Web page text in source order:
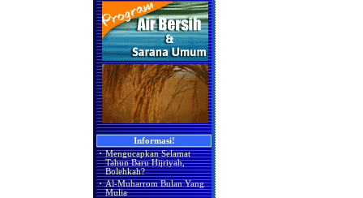
Informasi!
· Mengucapkan Selamat
Tahun Baru Hijriyah,
Bolehkah?
· Al-Muharrom Bulan Yang
Mulia